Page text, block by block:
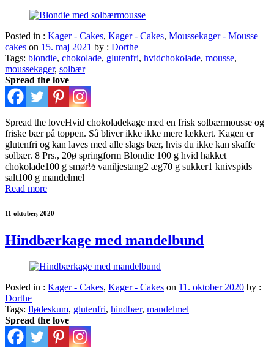
Posted in : Kager - Cakes, Kager - Cakes, Moussekager - Mousse
cakes on 15. maj 2021 by : Dorthe
Tags: blondie, chokolade, glutenfri, hvidchokolade, mousse,
moussekager, solbær
Spread the love
Spread the loveHvid chokoladekage med en frisk solbærmousse og
friske bær på toppen. Så bliver ikke ikke mere lækkert. Kagen er
glutenfri og kan laves med alle slags bær, hvis du ikke kan skaffe
solbær. 8 Prs., 20ø springform Blondie 100 g hvid hakket
chokolade100 g smør½ vaniljestang2 æg70 g sukker1 knivspids
salt100 g mandelmel
Read more
11 oktober, 2020
Hindbærkage med mandelbund
Posted in : Kager - Cakes, Kager - Cakes on 11. oktober 2020 by :
Dorthe
Tags: flødeskum, glutenfri, hindbær, mandelmel
Spread the love